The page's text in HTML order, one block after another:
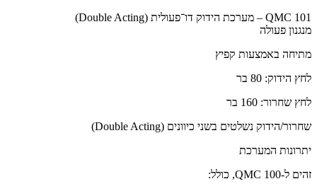
QMC 101 – מערכת הידוק דו־פעולית (Double Acting)
מנגנון פעולה
מתיחה באמצעות קפיץ
לחץ הידוק: 80 בר
לחץ שחרור: 160 בר
שחרור/הידוק נשלטים בשני כיוונים (Double Acting)
יתרונות המערכת
זהים ל-QMC 100, כולל: